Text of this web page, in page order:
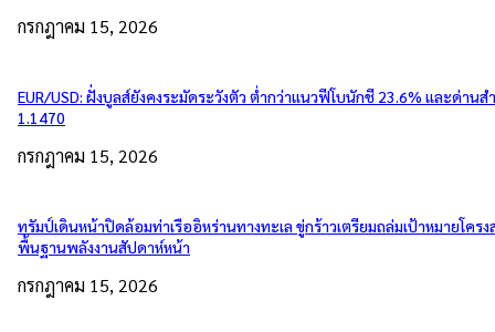
กรกฎาคม 15, 2026
EUR/USD: ฝั่งบูลส์ยังคงระมัดระวังตัว ต่ำกว่าแนวฟีโบนักชี 23.6% และด่าน
1.1470
กรกฎาคม 15, 2026
ทรัมป์เดินหน้าปิดล้อมท่าเรืออิหร่านทางทะเล ขู่กร้าวเตรียมถล่มเป้าหมายโครง
พื้นฐานพลังงานสัปดาห์หน้า
กรกฎาคม 15, 2026